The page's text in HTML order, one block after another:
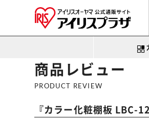
商品レビュー
PRODUCT REVIEW
『カラー化粧棚板 LBC-